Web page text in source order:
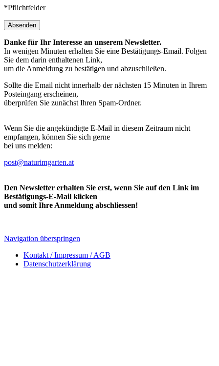
*Pflichtfelder
Absenden
Danke für Ihr Interesse an unserem Newsletter.
In wenigen Minuten erhalten Sie eine Bestätigungs-Email. Folgen
Sie dem darin enthaltenen Link,
um die Anmeldung zu bestätigen und abzuschließen.
Sollte die Email nicht innerhalb der nächsten 15 Minuten in Ihrem
Posteingang erscheinen,
überprüfen Sie zunächst Ihren Spam-Ordner.
Wenn Sie die angekündigte E-Mail in diesem Zeitraum nicht
empfangen, können Sie sich gerne
bei uns melden:
post@naturimgarten.at
Den Newsletter erhalten Sie erst, wenn Sie auf den Link im
Bestätigungs-E-Mail klicken
und somit Ihre Anmeldung abschliessen!
Navigation überspringen
Kontakt / Impressum / AGB
Datenschutzerklärung